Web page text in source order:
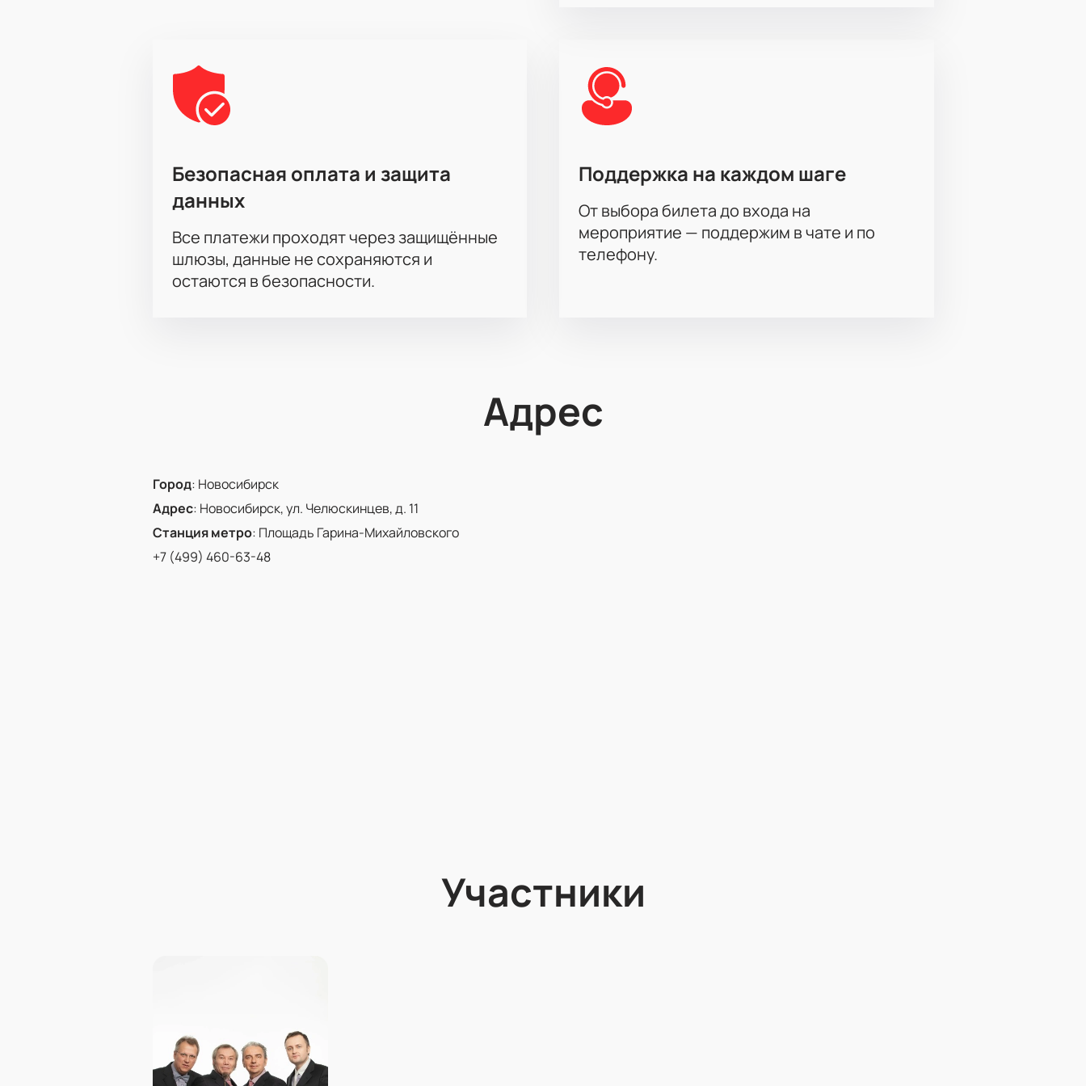
Безопасная оплата и защита
данных
Все платежи проходят через защищённые
шлюзы, данные не сохраняются и
остаются в безопасности.
Поддержка на каждом шаге
От выбора билета до входа на
мероприятие — поддержим в чате и по
телефону.
Адрес
Город: Новосибирск
Адрес: Новосибирск, ул. Челюскинцев, д. 11
Станция метро: Площадь Гарина-Михайловского
+7 (499) 460-63-48
Участники